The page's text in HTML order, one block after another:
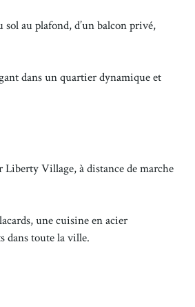
au plafond, d’un balcon privé,
dans un quartier dynamique et
Liberty Village, à distance de marche
une cuisine en acier
dans toute la ville.